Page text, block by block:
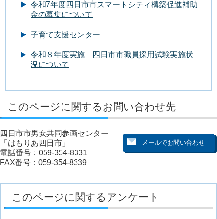
令和7年度四日市市スマートシティ構築促進補助
金の募集について
子育て支援センター
令和８年度実施 四日市市職員採用試験実施状
況について
このページに関するお問い合わせ先
四日市市男女共同参画センター
「はもりあ四日市」
電話番号：059-354-8331
FAX番号：059-354-8339
このページに関するアンケート